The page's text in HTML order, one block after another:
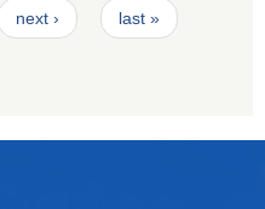
next › last »